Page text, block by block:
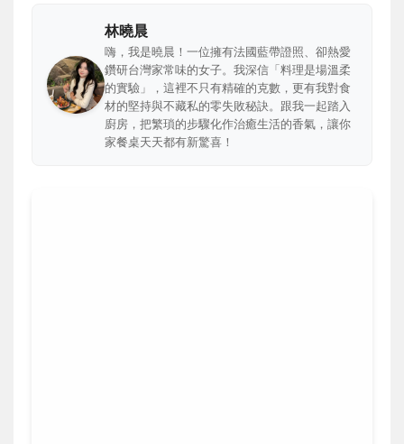
林曉晨
嗨，我是曉晨！一位擁有法國藍帶證照、卻熱愛
鑽研台灣家常味的女子。我深信「料理是場溫柔
的實驗」，這裡不只有精確的克數，更有我對食
材的堅持與不藏私的零失敗秘訣。跟我一起踏入
廚房，把繁瑣的步驟化作治癒生活的香氣，讓你
家餐桌天天都有新驚喜！